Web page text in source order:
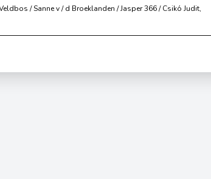
/ Sanne v / d Broeklanden / Jasper 366 / Csikó Judit,